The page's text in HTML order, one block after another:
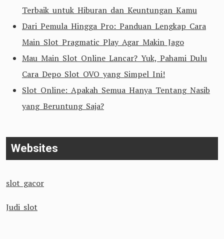
Terbaik untuk Hiburan dan Keuntungan Kamu
Dari Pemula Hingga Pro: Panduan Lengkap Cara
Main Slot Pragmatic Play Agar Makin Jago
Mau Main Slot Online Lancar? Yuk, Pahami Dulu
Cara Depo Slot OVO yang Simpel Ini!
Slot Online: Apakah Semua Hanya Tentang Nasib
yang Beruntung Saja?
Websites
slot gacor
Judi slot